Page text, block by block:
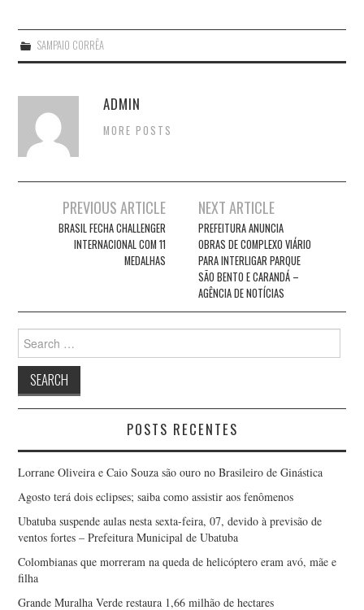
SAMPAIO CORRÊA
ADMIN
MORE POSTS
navigation
PREVIOUS ARTICLE
BRASIL FECHA CHALLENGER
INTERNACIONAL COM 11
MEDALHAS
NEXT ARTICLE
PREFEITURA ANUNCIA
OBRAS DE COMPLEXO VIÁRIO
PARA INTERLIGAR PARQUE
SÃO BENTO E CARANDÁ –
AGÊNCIA DE NOTÍCIAS
Search
for:
POSTS RECENTES
Lorrane Oliveira e Caio Souza são ouro no Brasileiro de Ginástica
Agosto terá dois eclipses; saiba como assistir aos fenômenos
Ubatuba suspende aulas nesta sexta-feira, 07, devido à previsão de
ventos fortes – Prefeitura Municipal de Ubatuba
Colombianas que morreram na queda de helicóptero eram avó, mãe e
filha
Grande Muralha Verde restaura 1,66 milhão de hectares